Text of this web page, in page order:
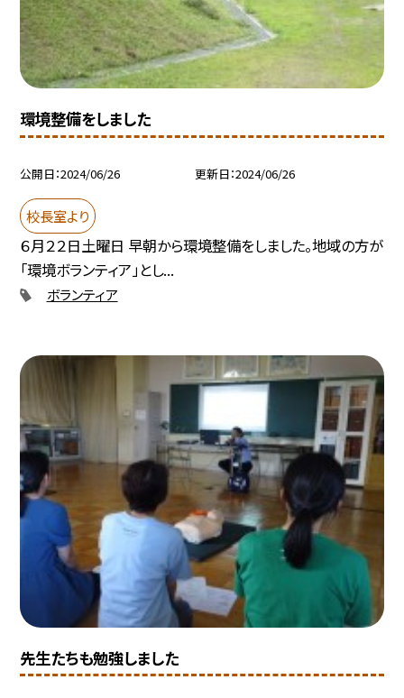
環境整備をしました
公開日 2024/06/26 更新日 2024/06/26
校長室より
６月２２日土曜日 早朝から環境整備をしました。地域の方が
「環境ボランティア」とし...
ボランティア
先生たちも勉強しました